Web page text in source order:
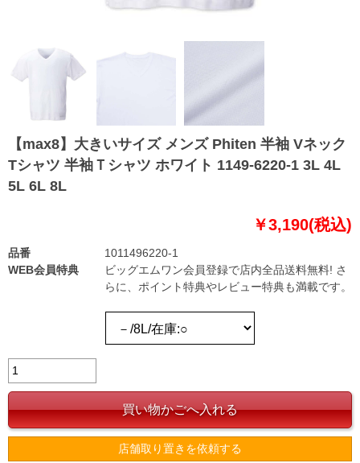
【max8】大きいサイズ メンズ Phiten 半袖 Vネック
Tシャツ 半袖Ｔシャツ ホワイト 1149-6220-1 3L 4L
5L 6L 8L
￥3,190(税込)
品番
1011496220-1
WEB会員特典
ビッグエムワン会員登録で店内全品送料無料! さ
らに、ポイント特典やレビュー特典も満載です。
店舗取り置きを依頼する